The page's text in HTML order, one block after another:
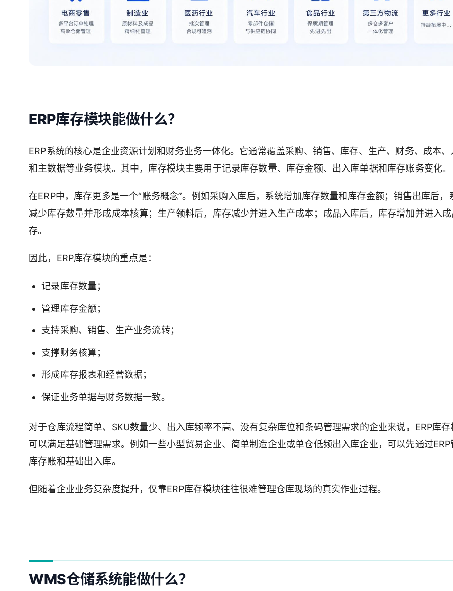
ERP库存模块能做什么？
ERP系统的核心是企业资源计划和财务业务一体化。它通常覆盖采购、销售、库存、生产、财务、成本、
和主数据等业务模块。其中，库存模块主要用于记录库存数量、库存金额、出入库单据和库存账务变化。
在ERP中，库存更多是一个“账务概念”。例如采购入库后，系统增加库存数量和库存金额；销售出库后，
减少库存数量并形成成本核算；生产领料后，库存减少并进入生产成本；成品入库后，库存增加并进入
存。
因此，ERP库存模块的重点是：
记录库存数量；
管理库存金额；
支持采购、销售、生产业务流转；
支撑财务核算；
形成库存报表和经营数据；
保证业务单据与财务数据一致。
对于仓库流程简单、SKU数量少、出入库频率不高、没有复杂库位和条码管理需求的企业来说，ERP库存
可以满足基础管理需求。例如一些小型贸易企业、简单制造企业或单仓低频出入库企业，可以先通过ERP
库存账和基础出入库。
但随着企业业务复杂度提升，仅靠ERP库存模块往往很难管理仓库现场的真实作业过程。
WMS仓储系统能做什么？